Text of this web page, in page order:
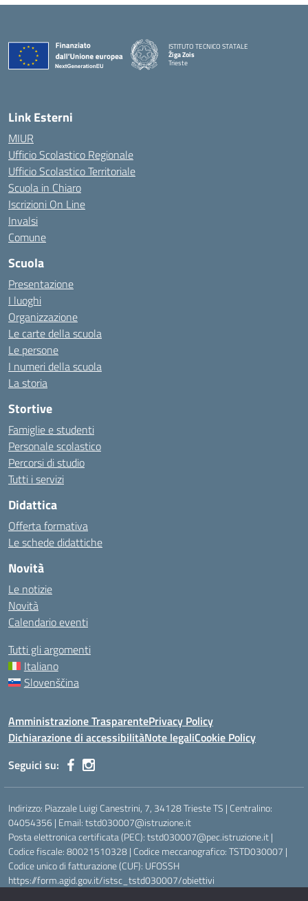
ISTITUTO TECNICO STATALE
Žiga Zois
Trieste
Link Esterni
MIUR
Ufficio Scolastico Regionale
Ufficio Scolastico Territoriale
Scuola in Chiaro
Iscrizioni On Line
Invalsi
Comune
Scuola
Presentazione
I luoghi
Organizzazione
Le carte della scuola
Le persone
I numeri della scuola
La storia
Stortive
Famiglie e studenti
Personale scolastico
Percorsi di studio
Tutti i servizi
Didattica
Offerta formativa
Le schede didattiche
Novità
Le notizie
Novità
Calendario eventi
Tutti gli argomenti
Italiano
Slovenščina
Amministrazione TrasparentePrivacy Policy
Dichiarazione di accessibilitàNote legaliCookie Policy
Seguici su:
Indirizzo: Piazzale Luigi Canestrini, 7, 34128 Trieste TS | Centralino:
04054356 | Email: tstd030007@istruzione.it
Posta elettronica certificata (PEC): tstd030007@pec.istruzione.it |
Codice fiscale: 80021510328 | Codice meccanografico: TSTD030007 |
Codice unico di fatturazione (CUF): UFOSSH
https://form.agid.gov.it/istsc_tstd030007/obiettivi